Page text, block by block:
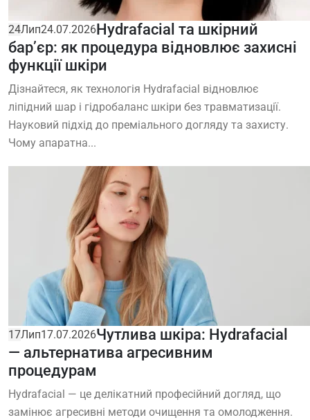
24Лип24.07.2026Hydrafacial та шкірний
бар’єр: як процедура відновлює захисні
функції шкіри
Дізнайтеся, як технологія Hydrafacial відновлює
ліпідний шар і гідробаланс шкіри без травматизації.
Науковий підхід до преміального догляду та захисту.
Чому апаратна...
17Лип17.07.2026Чутлива шкіра: Hydrafacial
— альтернатива агресивним
процедурам
Hydrafacial — це делікатний професійний догляд, що
замінює агресивні методи очищення та омолодження.